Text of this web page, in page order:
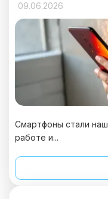
09.06.2026
Смартфоны стали
работе и...